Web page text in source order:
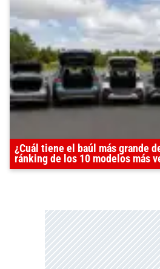
¿Cuál tiene el baúl más grande
ránking de los 10 modelos más